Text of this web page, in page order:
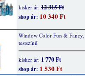
kisker ár: 12 315 Ft
shop ár: 10 340 Ft
Window Color Fun &
testszínű
kisker ár: 1 770 Ft
shop ár: 1 530 Ft